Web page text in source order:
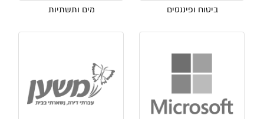
ביטוח ופיננסים מים ותשתיות